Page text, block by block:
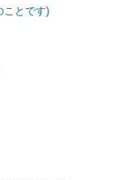
ことです)